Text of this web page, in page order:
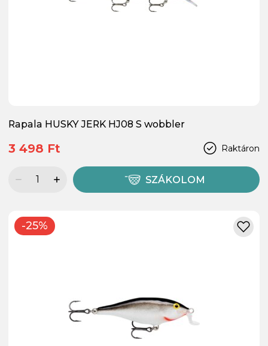
Rapala HUSKY JERK HJ08 S wobbler
Raktáron
3 498 Ft
SZÁKOLOM
-25%